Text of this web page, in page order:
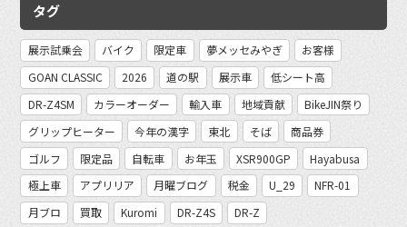
タグ
展示試乗会 バイク 限定車 夢メッセみやぎ
お客様
GOAN CLASSIC
2026 道の駅 展示車
低シート高
DR-Z4SM
カラーオーダー 輸入車 地域貢献
BikeJIN祭り
グリップヒーター
今年の漢字 東北 そば
商品券
ゴルフ
限定品 自転車 お年玉 XSR900GP
Hayabusa
極上車
アプリリア 月曜ブログ 税金 U_29
NFR-01
月ブロ
買取 Kuromi DR-Z4S
DR-Z